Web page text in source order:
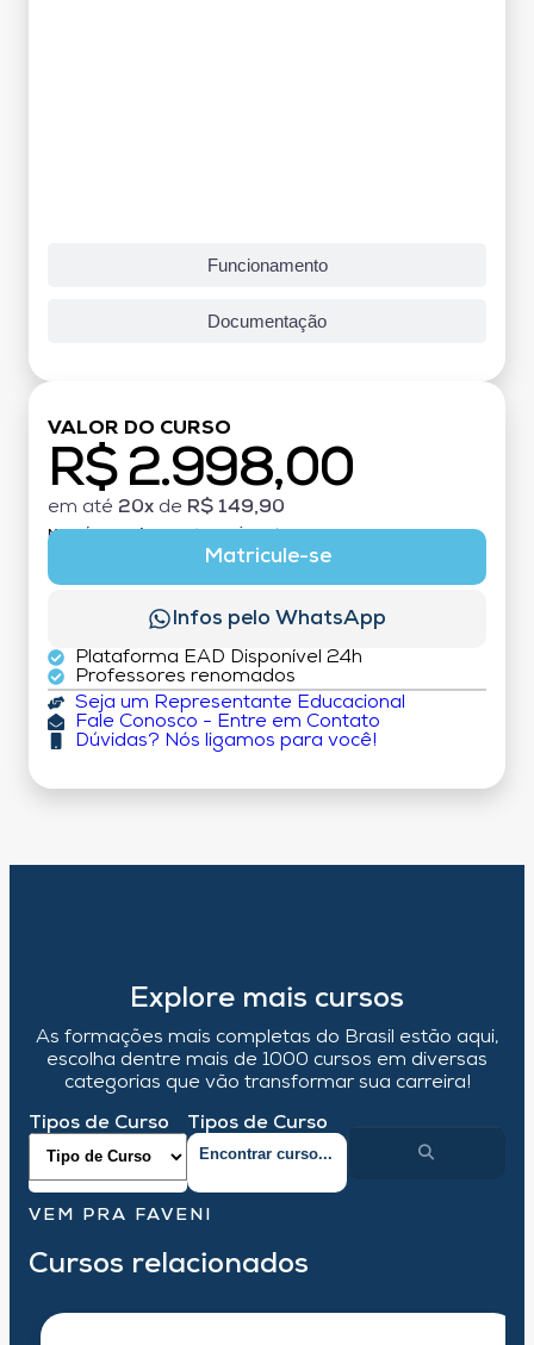
Funcionamento
Documentação
VALOR DO CURSO
R$ 2.998,00
em até 20x de R$ 149,90
MATRÍCULA:
Matricule-se
Infos pelo WhatsApp
Plataforma EAD Disponível 24h
Professores renomados
Seja um Representante Educacional
Fale Conosco - Entre em Contato
Dúvidas? Nós ligamos para você!
Explore mais cursos
As formações mais completas do Brasil estão aqui,
escolha dentre mais de 1000 cursos em diversas
categorias que vão transformar sua carreira!
Tipos de Curso Tipos de Curso
VEM PRA FAVENI
Cursos relacionados